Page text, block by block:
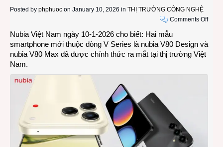
Posted by phphuoc on January 10, 2026 in THỊ TRƯỜNG CÔNG NGHỆ
Comments Offon
Nam
Nubia Việt Nam ngày 10-1-2026 cho biết: Hai mẫu
smartphone mới thuộc dòng V Series là nubia V80 Design và
nubia V80 Max đã được chính thức ra mắt tại thị trường Việt
Nam.